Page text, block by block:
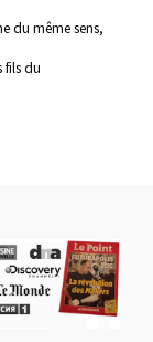
du même sens,
fils du